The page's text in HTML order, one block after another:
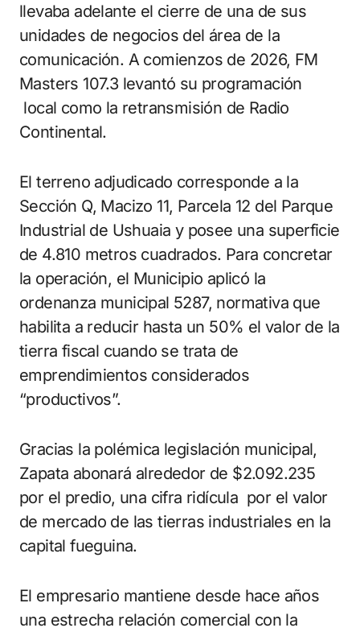
llevaba adelante el cierre de una de sus
unidades de negocios del área de la
comunicación. A comienzos de 2026, FM
Masters 107.3 levantó su programación
local como la retransmisión de Radio
Continental.
El terreno adjudicado corresponde a la
Sección Q, Macizo 11, Parcela 12 del Parque
Industrial de Ushuaia y posee una superficie
de 4.810 metros cuadrados. Para concretar
la operación, el Municipio aplicó la
ordenanza municipal 5287, normativa que
habilita a reducir hasta un 50% el valor de la
tierra fiscal cuando se trata de
emprendimientos considerados
“productivos”.
Gracias la polémica legislación municipal,
Zapata abonará alrededor de $2.092.235
por el predio, una cifra ridícula por el valor
de mercado de las tierras industriales en la
capital fueguina.
El empresario mantiene desde hace años
una estrecha relación comercial con la